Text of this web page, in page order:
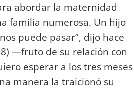
abordar la maternidad
familia numerosa. Un hijo
puede pasar”, dijo hace
—fruto de su relación con
esperar a los tres meses
manera la traicionó su